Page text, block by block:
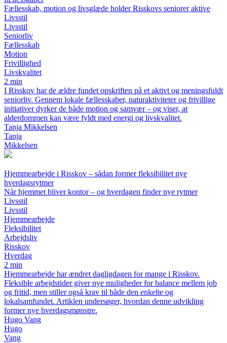
Fællesskab, motion og livsglæde holder Risskovs seniorer aktive
Livsstil
Livsstil
Seniorliv
Fællesskab
Motion
Frivillighed
Livskvalitet
2 min
I Risskov har de ældre fundet opskriften på et aktivt og meningsfuldt
seniorliv. Gennem lokale fællesskaber, naturaktiviteter og frivillige
initiativer dyrker de både motion og samvær – og viser, at
alderdommen kan være fyldt med energi og livskvalitet.
Tanja Mikkelsen
Tanja
Mikkelsen
Hjemmearbejde i Risskov – sådan former fleksibilitet nye
hverdagsrytmer
Når hjemmet bliver kontor – og hverdagen finder nye rytmer
Livsstil
Livsstil
Hjemmearbejde
Fleksibilitet
Arbejdsliv
Risskov
Hverdag
2 min
Hjemmearbejde har ændret dagligdagen for mange i Risskov.
Fleksible arbejdstider giver nye muligheder for balance mellem job
og fritid, men stiller også krav til både den enkelte og
lokalsamfundet. Artiklen undersøger, hvordan denne udvikling
former nye hverdagsmønstre.
Hugo Vang
Hugo
Vang